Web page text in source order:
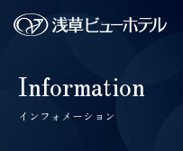
Information
インフォメーション